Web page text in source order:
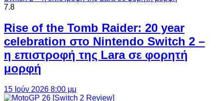
7.8
Rise of the Tomb Raider: 20 year
celebration στο Nintendo Switch 2 –
η επιστροφή της Lara σε φορητή
μορφή
15 Ιούν 2026 8:00 μμ